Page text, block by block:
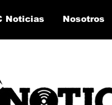
Noticias Nosotros